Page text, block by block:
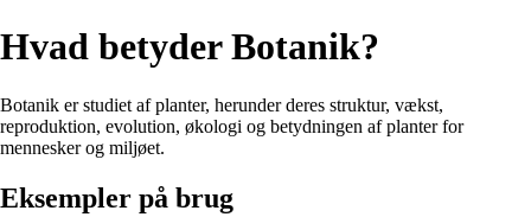
Hvad betyder Botanik?
Botanik er studiet af planter, herunder deres struktur, vækst,
reproduktion, evolution, økologi og betydningen af planter for
mennesker og miljøet.
Eksempler på brug